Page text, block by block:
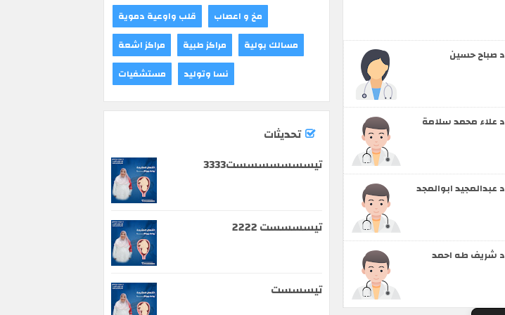
د صباح حسين
د علاء محمد سلامة
د عبدالمجيد ابوالمجد
د شريف طه احمد
قلب واوعية دموية
مخ و اعصاب
مراكز اشعة
مراكز طبية
مسالك بولية
مستشفيات
نسا وتوليد
تحديثات
تيسسسسسسست3333
تيسسسست 2222
تيسسست